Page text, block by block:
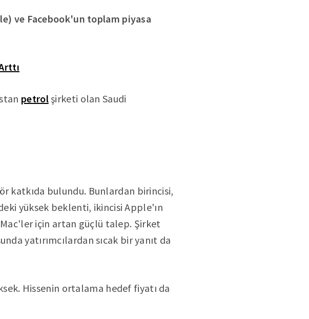
ve Facebook'un toplam piyasa
petrolşirketi olan Saudi
katkıda bulundu. Bunlardan birincisi,
yüksek beklenti, ikincisi Apple'ın
için artan güçlü talep. Şirket
yatırımcılardan sıcak bir yanıt da
Hissenin ortalama hedef fiyatı da